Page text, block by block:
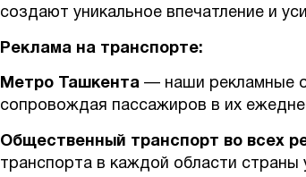
создают уникальное впечатление и
Реклама на транспорте:
Метро Ташкента — наши рекламные
сопровождая пассажиров в их
Общественный транспорт во всех
транспорта в каждой области